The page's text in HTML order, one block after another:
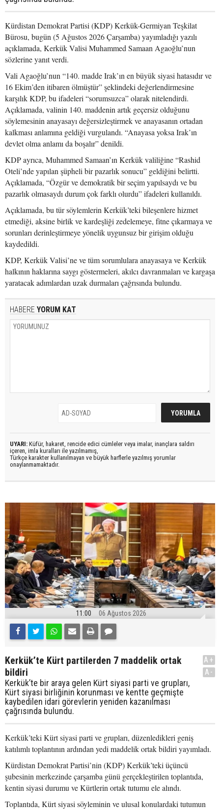
Kürdistan Demokrat Partisi (KDP) Kerkük-Germiyan Teşkilat
Bürosu, bugün (5 Ağustos 2026 Çarşamba) yayımladığı yazılı
açıklamada, Kerkük Valisi Muhammed Samaan Agaoğlu’nun
sözlerine yanıt verdi.
Vali Agaoğlu’nun “140. madde Irak’ın en büyük siyasi hatasıdır ve
16 Ekim’den itibaren ölmüştür” şeklindeki değerlendirmesine
karşılık KDP, bu ifadeleri “sorumsuzca” olarak nitelendirdi.
Açıklamada, valinin 140. maddenin artık geçersiz olduğunu
söylemesinin anayasayı değersizleştirmek ve anayasanın ortadan
kalkması anlamına geldiği vurgulandı. “Anayasa yoksa Irak’ın
devlet olma anlamı da boşalır” denildi.
KDP ayrıca, Muhammed Samaan’ın Kerkük valiliğine “Rashid
Oteli’nde yapılan şüpheli bir pazarlık sonucu” geldiğini belirtti.
Açıklamada, “Özgür ve demokratik bir seçim yapılsaydı ve bu
pazarlık olmasaydı durum çok farklı olurdu” ifadeleri kullanıldı.
Açıklamada, bu tür söylemlerin Kerkük’teki bileşenlere hizmet
etmediği, aksine birlik ve kardeşliği zedelemeye, fitne çıkarmaya ve
sorunları derinleştirmeye yönelik uygunsuz bir girişim olduğu
kaydedildi.
KDP, Kerkük Valisi’ne ve tüm sorumlulara anayasaya ve Kerkük
halkının haklarına saygı göstermeleri, akılcı davranmaları ve kargaşa
yaratacak adımlardan uzak durmaları çağrısında bulundu.
HABERE YORUM KAT
UYARI: Küfür, hakaret, rencide edici cümleler veya imalar, inançlara saldırı
içeren, imla kuralları ile yazılmamış,
Türkçe karakter kullanılmayan ve büyük harflerle yazılmış yorumlar
onaylanmamaktadır.
11:00 06 Ağustos 2026
Kerkük’te Kürt partilerden 7 maddelik ortak
bildiri
Kerkük’te bir araya gelen Kürt siyasi parti ve grupları,
Kürt siyasi birliğinin korunması ve kentte geçmişte
kaybedilen idari görevlerin yeniden kazanılması
çağrısında bulundu.
A+
A-
Kerkük’teki Kürt siyasi parti ve grupları, düzenledikleri geniş
katılımlı toplantının ardından yedi maddelik ortak bildiri yayımladı.
Kürdistan Demokrat Partisi’nin (KDP) Kerkük’teki üçüncü
şubesinin merkezinde çarşamba günü gerçekleştirilen toplantıda,
kentin siyasi durumu ve Kürtlerin ortak tutumu ele alındı.
Toplantıda, Kürt siyasi söyleminin ve ulusal konulardaki tutumun